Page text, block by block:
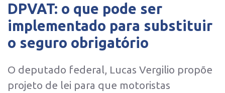
DPVAT: o que pode ser
implementado para substituir
o seguro obrigatório
O deputado federal, Lucas Vergilio propõe
projeto de lei para que motoristas